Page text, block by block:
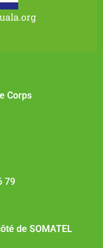
Corps
79
de SOMATEL